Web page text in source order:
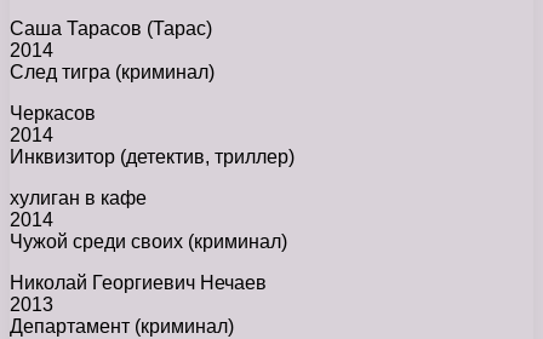
Саша Тарасов (Тарас)
2014
След тигра (криминал)
Черкасов
2014
Инквизитор (детектив, триллер)
хулиган в кафе
2014
Чужой среди своих (криминал)
Николай Георгиевич Нечаев
2013
Департамент (криминал)